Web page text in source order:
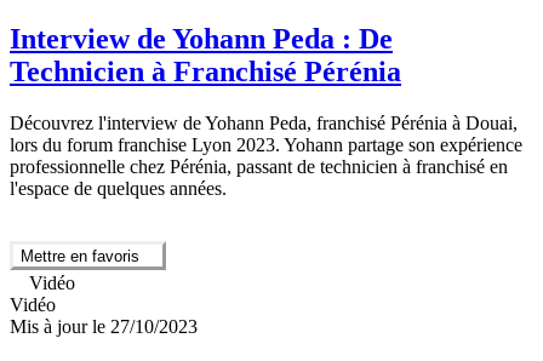
Interview de Yohann Peda : De
Technicien à Franchisé Pérénia
Découvrez l'interview de Yohann Peda, franchisé Pérénia à Douai,
lors du forum franchise Lyon 2023. Yohann partage son expérience
professionnelle chez Pérénia, passant de technicien à franchisé en
l'espace de quelques années.
Mettre en favoris
Vidéo
Vidéo
Mis à jour le 27/10/2023